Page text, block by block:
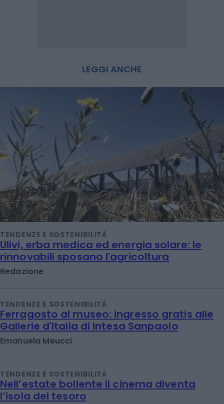
LEGGI ANCHE
TENDENZE E SOSTENIBILITÀ
Ulivi, erba medica ed energia solare: le
rinnovabili sposano l'agricoltura
Redazione
TENDENZE E SOSTENIBILITÀ
Ferragosto al museo: ingresso gratis alle
Gallerie d'Italia di Intesa Sanpaolo
Emanuela Meucci
TENDENZE E SOSTENIBILITÀ
Nell’estate bollente il cinema diventa
l’isola del tesoro